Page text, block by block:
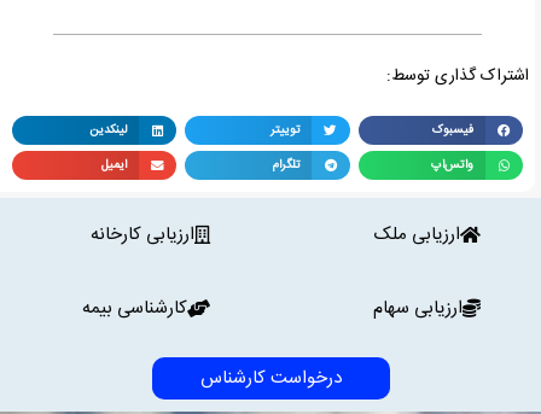
اشتراک گذاری توسط:
فیسبوک توییتر
لینکدین
واتس‌اپ
تلگرام ایمیل
ارزیابی ملک ارزیابی کارخانه
ارزیابی سهام کارشناسی بیمه
درخواست کارشناس